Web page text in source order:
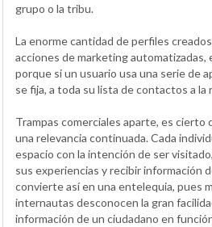
grupo o la tribu.
La enorme cantidad de perfiles
acciones de marketing automatizadas,
porque si un usuario usa una serie de
se fija, a toda su lista de contactos a la
Trampas comerciales aparte, es cierto
una relevancia continuada. Cada
espacio con la intención de ser
sus experiencias y recibir información
convierte así en una entelequia, pues
internautas desconocen la gran
información de un ciudadano en